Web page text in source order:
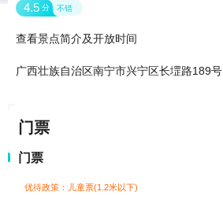
4.5 分 不错
查看景点简介及开放时间
广西壮族自治区南宁市兴宁区长堽路189号
门票
门票
优待政策：儿童票(1.2米以下)